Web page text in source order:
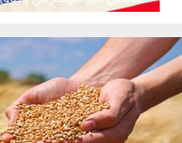
الأمريكي